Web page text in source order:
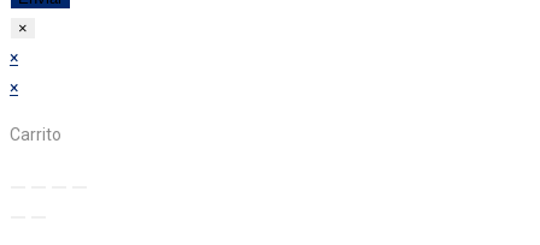
×
×
×
Carrito